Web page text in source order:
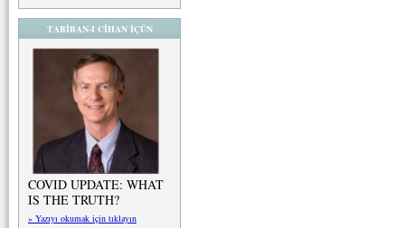
TABİBAN-I CİHAN İÇÜN
COVID UPDATE: WHAT
IS THE TRUTH?
» Yazıyı okumak için tıklayın